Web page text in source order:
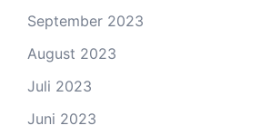
September 2023
August 2023
Juli 2023
Juni 2023